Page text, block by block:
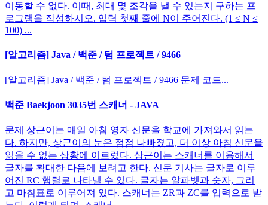
이동할 수 없다. 이때, 최대 몇 조각을 낼 수 있는지 구하는 프
로그램을 작성하시오. 입력 첫째 줄에 N이 주어진다. (1 ≤ N ≤
100) ...
[알고리즘] Java / 백준 / 텀 프로젝트 / 9466
[알고리즘] Java / 백준 / 텀 프로젝트 / 9466 문제 코드...
백준 Baekjoon 3035번 스캐너 - JAVA
문제 상근이는 매일 아침 영자 신문을 학교에 가져와서 읽는
다. 하지만, 상근이의 눈은 점점 나빠졌고, 더 이상 아침 신문을
읽을 수 없는 상황에 이르렀다. 상근이는 스캐너를 이용해서
글자를 확대한 다음에 보려고 한다. 신문 기사는 글자로 이루
어진 RC 행렬로 나타낼 수 있다. 글자는 알파벳과 숫자, 그리
고 마침표로 이루어져 있다. 스캐너는 ZR과 ZC를 입력으로 받